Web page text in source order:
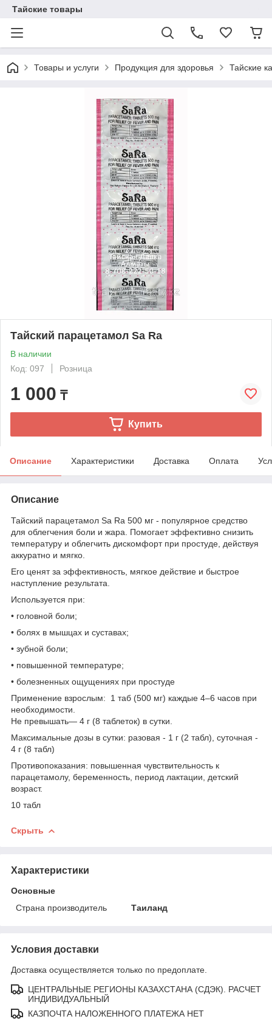
Тайские товары
Товары и услуги Продукция для здоровья Тайские
Тайский парацетамол Sa Ra
В наличии
Код: 097
Розница
1 000 ₸
Купить
Описание Характеристики Доставка Оплата
Описание
Тайский парацетамол Sa Ra 500 мг - популярное средство
для облегчения боли и жара. Помогает эффективно снизить
температуру и облегчить дискомфорт при простуде, действуя
аккуратно и мягко.
Его ценят за эффективность, мягкое действие и быстрое
наступление результата.
Используется при:
• головной боли;
• болях в мышцах и суставах;
• зубной боли;
• повышенной температуре;
• болезненных ощущениях при простуде
Применение взрослым: 1 таб (500 мг) каждые 4–6 часов при
необходимости.
Не превышать— 4 г (8 таблеток) в сутки.
Максимальные дозы в сутки: разовая - 1 г (2 табл), суточная -
4 г (8 табл)
Противопоказания: повышенная чувствительность к
парацетамолу, беременность, период лактации, детский
возраст.
10 табл
Скрыть
Характеристики
Основные
Страна производитель
Таиланд
Условия доставки
Доставка осуществляется только по предоплате.
ЦЕНТРАЛЬНЫЕ РЕГИОНЫ КАЗАХСТАНА (СДЭК). РАСЧЕТ
ИНДИВИДУАЛЬНЫЙ
КАЗПОЧТА НАЛОЖЕННОГО ПЛАТЕЖА НЕТ